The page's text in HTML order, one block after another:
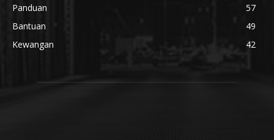
Panduan
57
Bantuan
49
Kewangan
42